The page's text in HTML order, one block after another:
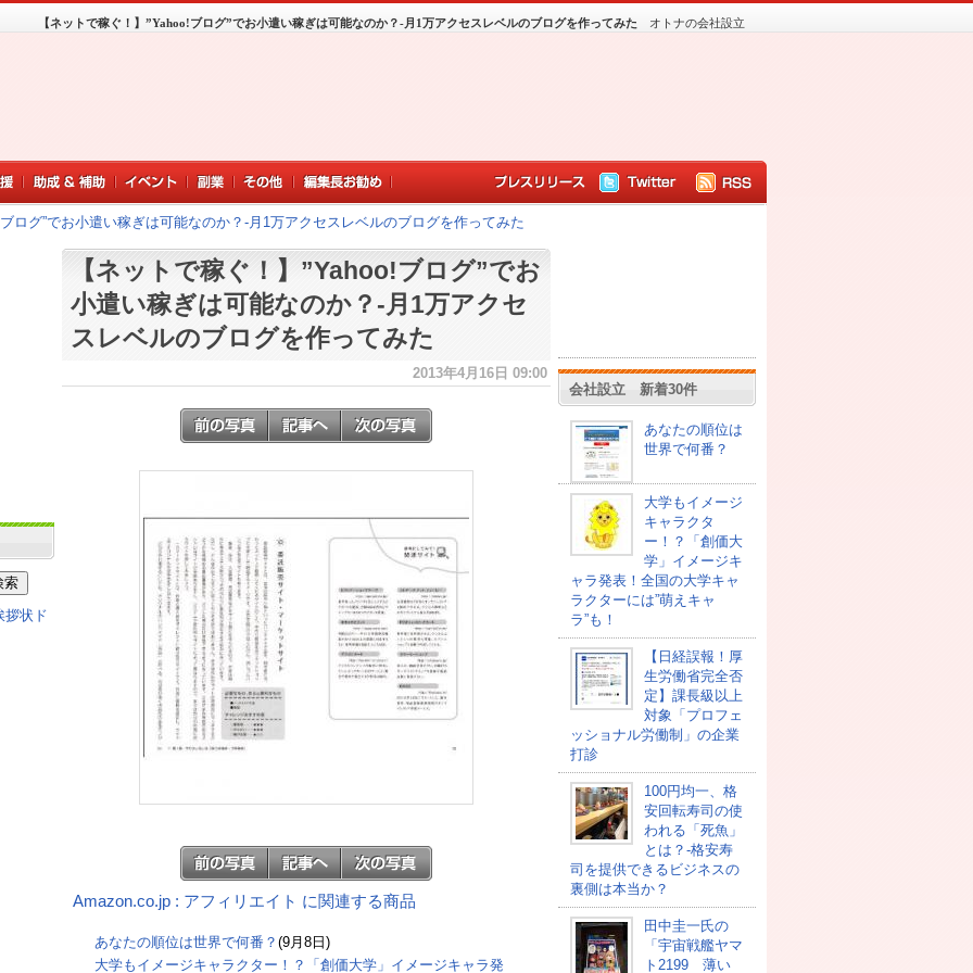
オトナの会社設立
【ネットで稼ぐ！】”Yahoo!ブログ”でお小遣い稼ぎは可能なのか？-月1万アクセスレベルのブログを作ってみた
ログ”でお小遣い稼ぎは可能なのか？-月1万アクセスレベルのブログを作ってみた
【ネットで稼ぐ！】”Yahoo!ブログ”でお
小遣い稼ぎは可能なのか？-月1万アクセ
スレベルのブログを作ってみた
2013年4月16日 09:00
Amazon.co.jp : アフィリエイト に関連する商品
あなたの順位は世界で何番？ (9月8日)
大学もイメージキャラクター！？「創価大学」イメージキャラ発
会社設立 新着30件
あなたの順位は
世界で何番？
大学もイメージ
キャラクタ
ー！？「創価大
学」イメージキ
ャラ発表！全国の大学キャ
ラクターには”萌えキャ
ラ”も！
【日経誤報！厚
生労働省完全否
定】課長級以上
対象「プロフェ
ッショナル労働制」の企業
打診
100円均一、格
安回転寿司の使
われる「死魚」
とは？-格安寿
司を提供できるビジネスの
裏側は本当か？
田中圭一氏の
「宇宙戦艦ヤマ
ト2199 薄い